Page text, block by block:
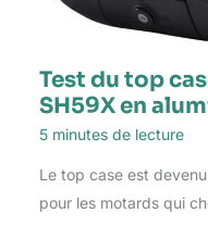
Test du top
SH59X en
5 minutes de lecture
Le top case est
pour les motards qui